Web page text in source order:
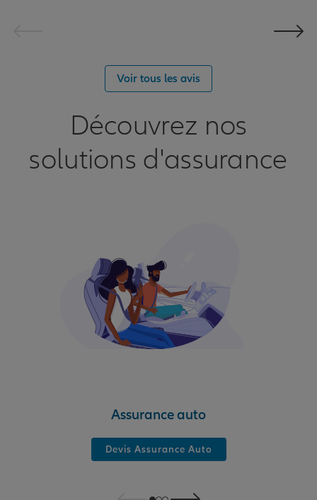
Voir tous les avis
Découvrez nos
solutions d'assurance
Assurance auto
Devis Assurance Auto